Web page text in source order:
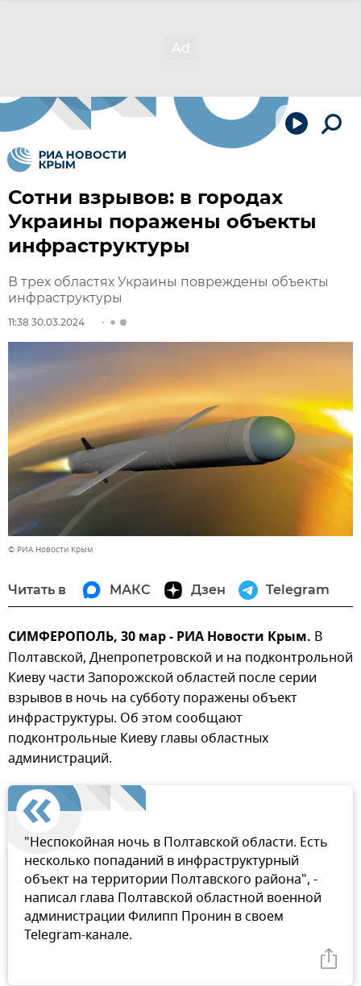
Сотни взрывов: в городах
Украины поражены объекты
инфраструктуры
В трех областях Украины повреждены объекты
инфраструктуры
11:38 30.03.2024
© РИА Новости Крым
Читать в МАКС Дзен Telegram
СИМФЕРОПОЛЬ, 30 мар - РИА Новости Крым. В
Полтавской, Днепропетровской и на подконтрольной
Киеву части Запорожской областей после серии
взрывов в ночь на субботу поражены объект
инфраструктуры. Об этом сообщают
подконтрольные Киеву главы областных
администраций.
"Неспокойная ночь в Полтавской области. Есть
несколько попаданий в инфраструктурный
объект на территории Полтавского района", -
написал глава Полтавской областной военной
администрации Филипп Пронин в своем
Telegram-канале.